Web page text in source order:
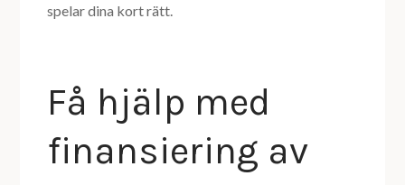
spelar dina kort rätt.
Få hjälp med
finansiering av